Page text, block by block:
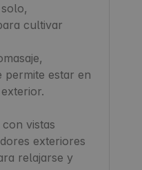
cultivar
permite estar en
vistas
exteriores
relajarse y